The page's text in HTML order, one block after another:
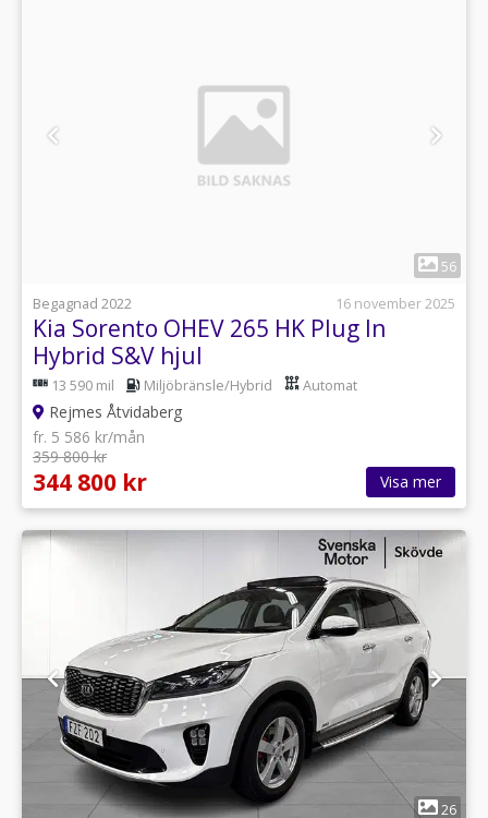
56
Begagnad 2022
16 november 2025
Kia Sorento OHEV 265 HK Plug In
Hybrid S&V hjul
13 590 mil Miljöbränsle/Hybrid Automat
Rejmes Åtvidaberg
fr. 5 586 kr/mån
359 800 kr
344 800 kr Visa mer
1 26